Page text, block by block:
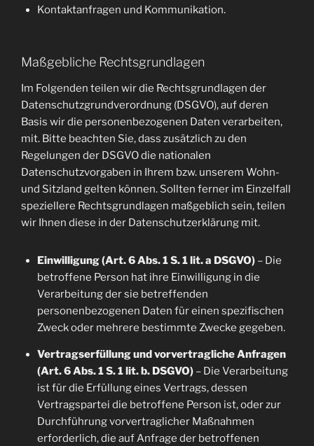
Kontaktanfragen und Kommunikation.
Maßgebliche Rechtsgrundlagen
Im Folgenden teilen wir die Rechtsgrundlagen der
Datenschutzgrundverordnung (DSGVO), auf deren
Basis wir die personenbezogenen Daten verarbeiten,
mit. Bitte beachten Sie, dass zusätzlich zu den
Regelungen der DSGVO die nationalen
Datenschutzvorgaben in Ihrem bzw. unserem Wohn-
und Sitzland gelten können. Sollten ferner im Einzelfall
speziellere Rechtsgrundlagen maßgeblich sein, teilen
wir Ihnen diese in der Datenschutzerklärung mit.
Einwilligung (Art. 6 Abs. 1 S. 1 lit. a DSGVO)– Die
betroffene Person hat ihre Einwilligung in die
Verarbeitung der sie betreffenden
personenbezogenen Daten für einen spezifischen
Zweck oder mehrere bestimmte Zwecke gegeben.
Vertragserfüllung und vorvertragliche Anfragen
(Art. 6 Abs. 1 S. 1 lit. b. DSGVO)– Die Verarbeitung
ist für die Erfüllung eines Vertrags, dessen
Vertragspartei die betroffene Person ist, oder zur
Durchführung vorvertraglicher Maßnahmen
erforderlich, die auf Anfrage der betroffenen